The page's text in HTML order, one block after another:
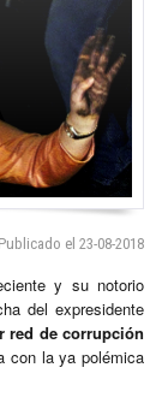
Publicado el 23-08-2018
y su notorio
del expresidente
red de corrupción
con la ya polémica